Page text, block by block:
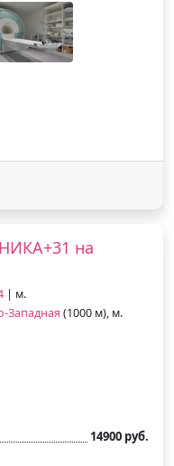
на
| м.
Западная (1000 м), м.
14900 руб.